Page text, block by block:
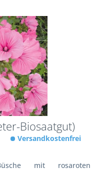
Biosaatgut)
mit rosaroten
Versandkostenfrei